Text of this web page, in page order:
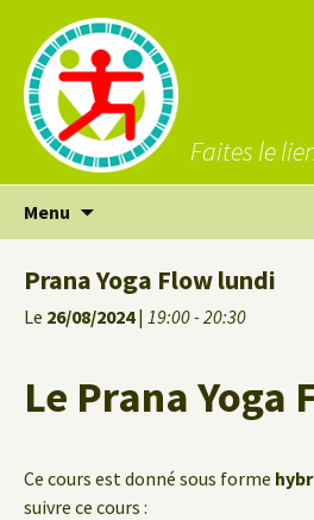
Faites le
Menu
Prana Yoga Flow lundi
Le 26/08/2024| 19:00 - 20:30
Le Prana Yoga
Ce cours est donné sous forme
suivre ce cours :